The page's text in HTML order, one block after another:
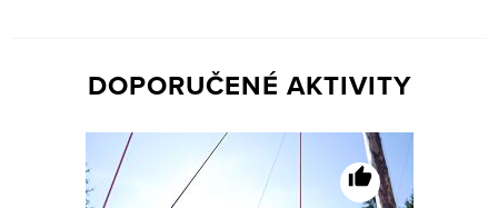
DOPORUČENÉ AKTIVITY